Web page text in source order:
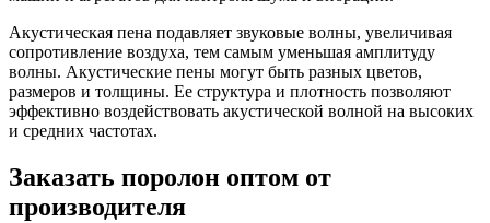
Акустическая пена подавляет звуковые волны, увеличивая
сопротивление воздуха, тем самым уменьшая амплитуду
волны. Акустические пены могут быть разных цветов,
размеров и толщины. Ее структура и плотность позволяют
эффективно воздействовать акустической волной на высоких
и средних частотах.
Заказать поролон оптом от
производителя